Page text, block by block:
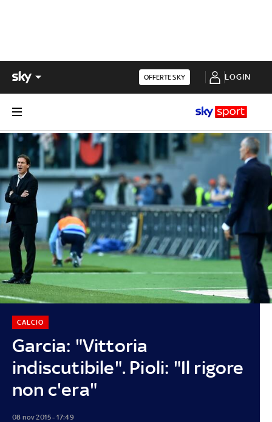
OFFERTE SKY LOGIN
Garcia: "Vittoria
indiscutibile". Pioli: "Il rigore
non c'era"
CALCIO
08 nov 2015 - 17:49